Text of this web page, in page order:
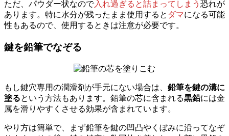
ただ、パウダー状なので入れ過ぎると詰まってしまう 恐れが
あります。特に水分が残ったまま使用すると ダマになる可能
性もあるので、使用するときは注意が必要です。
鍵を鉛筆でなぞる
もし鍵穴専用の潤滑剤が手元にない場合は、 鉛筆を鍵の溝に
塗るという方法もあります。鉛筆の芯に含まれる黒鉛には金
属を滑りやすくさせる効果が含まれています。
やり方は簡単で、まず鉛筆を鍵の凹凸やくぼみに沿ってなぞ